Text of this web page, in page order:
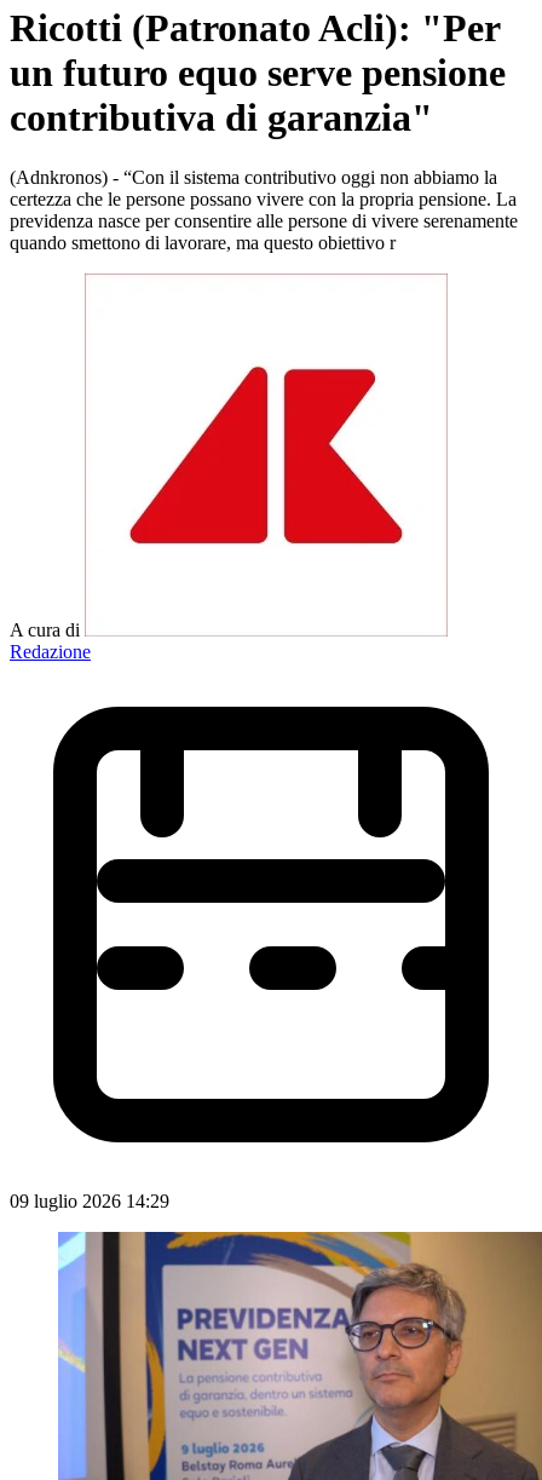
Ricotti (Patronato Acli): "Per
un futuro equo serve pensione
contributiva di garanzia"
(Adnkronos) - “Con il sistema contributivo oggi non abbiamo la
certezza che le persone possano vivere con la propria pensione. La
previdenza nasce per consentire alle persone di vivere serenamente
quando smettono di lavorare, ma questo obiettivo r
A cura di
Redazione
09 luglio 2026 14:29